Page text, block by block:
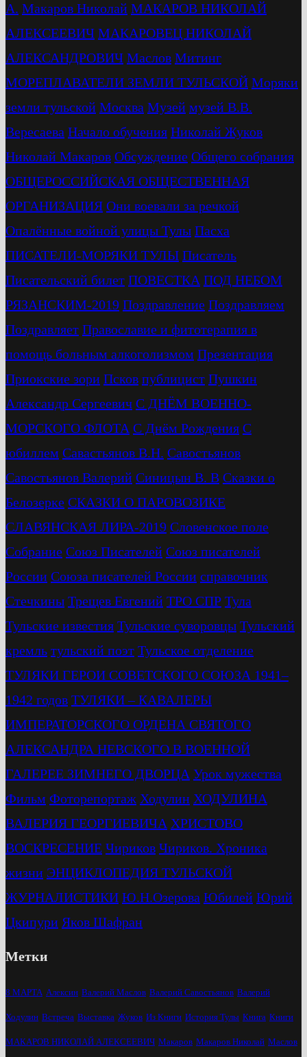
А. Макаров Николай МАКАРОВ НИКОЛАЙ
АЛЕКСЕЕВИЧ МАКАРОВЕЦ НИКОЛАЙ
АЛЕКСАНДРОВИЧ Маслов Митинг
МОРЕПЛАВАТЕЛИ ЗЕМЛИ ТУЛЬСКОЙ Моряки
земли тульской Москва Музей музей В.В.
Вересаева Начало обучения Николай Жуков
Николай Макаров Обсуждение Общего собрания
ОБЩЕРОССИЙСКАЯ ОБЩЕСТВЕННАЯ
ОРГАНИЗАЦИЯ Они воевали за речкой
Опалённые войной улицы Тулы Пасха
ПИСАТЕЛИ-МОРЯКИ ТУЛЫ Писатель
Писательский билет ПОВЕСТКА ПОД НЕБОМ
РЯЗАНСКИМ-2019 Поздравление Поздравляем
Поздравляет Православие и фитотерапия в
помощь больным алкоголизмом Презентация
Приокские зори Псков публицист Пушкин
Александр Сергеевич С ДНЁМ ВОЕННО-
МОРСКОГО ФЛОТА С Днём Рождения С
юбиллем Савастьянов В.Н. Савостьянов
Савостьянов Валерий Синицын В. В Сказки о
Белозерке СКАЗКИ О ПАРОВОЗИКЕ
СЛАВЯНСКАЯ ЛИРА-2019 Словенское поле
Собрание Союз Писателей Союз писателей
России Союза писателей России справочник
Стечкины Трещев Евгений ТРО СПР Тула
Тульские известия Тульские суворовцы Тульский
кремль тульский поэт Тульское отделение
ТУЛЯКИ ГЕРОИ СОВЕТСКОГО СОЮЗА 1941–
1942 годов ТУЛЯКИ – КАВАЛЕРЫ
ИМПЕРАТОРСКОГО ОРДЕНА СВЯТОГО
АЛЕКСАНДРА НЕВСКОГО В ВОЕННОЙ
ГАЛЕРЕЕ ЗИМНЕГО ДВОРЦА Урок мужества
Фильм Фоторепортаж Ходулин ХОДУЛИНА
ВАЛЕРИЯ ГЕОРГИЕВИЧА ХРИСТОВО
ВОСКРЕСЕНИЕ Чириков Чириков. Хроника
жизни ЭНЦИКЛОПЕДИЯ ТУЛЬСКОЙ
ЖУРНАЛИСТИКИ Ю.Н.Озерова Юбилей Юрий
Цкипури Яков Шафран
Метки
8 МАРТА Алексин Валерий Маслов Валерий Савостьянов Валерий
Ходулин Встреча Выставка Жуков Из Книги История Тулы Книга Книги
МАКАРОВ НИКОЛАЙ АЛЕКСЕЕВИЧ Макаров Макаров Николай Маслов